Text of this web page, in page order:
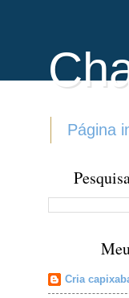
Página
Cria